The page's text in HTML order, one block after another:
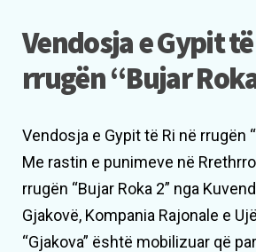
Vendosja e Gypit
rrugën “Bujar
Vendosja e Gypit të Ri në rrugën
Me rastin e punimeve në
rrugën “Bujar Roka 2” nga
Gjakovë, Kompania Rajonale e
“Gjakova” është mobilizuar që